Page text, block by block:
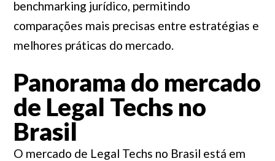
benchmarking jurídico, permitindo
comparações mais precisas entre estratégias e
melhores práticas do mercado.
Panorama do mercado
de Legal Techs no
Brasil
O mercado de Legal Techs no Brasil está em